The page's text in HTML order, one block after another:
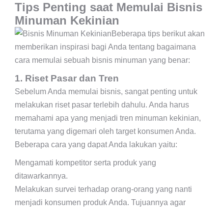
Tips Penting saat Memulai Bisnis
Minuman Kekinian
Beberapa tips berikut akan
memberikan inspirasi bagi Anda tentang bagaimana
cara memulai sebuah bisnis minuman yang benar:
1. Riset Pasar dan Tren
Sebelum Anda memulai bisnis, sangat penting untuk
melakukan riset pasar terlebih dahulu. Anda harus
memahami apa yang menjadi tren minuman kekinian,
terutama yang digemari oleh target konsumen Anda.
Beberapa cara yang dapat Anda lakukan yaitu:
Mengamati kompetitor serta produk yang
ditawarkannya.
Melakukan survei terhadap orang-orang yang nanti
menjadi konsumen produk Anda. Tujuannya agar